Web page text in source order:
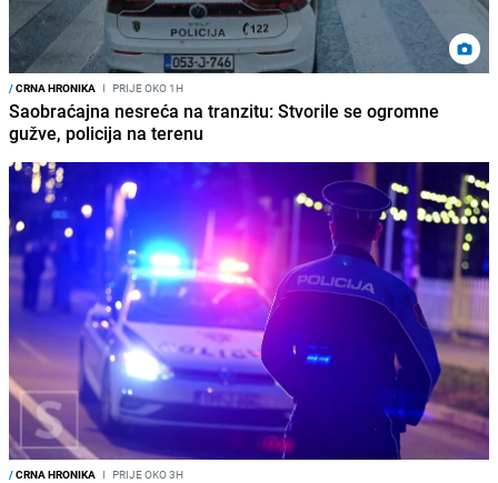
/CRNA HRONIKA I PRIJE OKO 1H
Saobraćajna nesreća na tranzitu: Stvorile se ogromne
gužve, policija na terenu
/CRNA HRONIKA I PRIJE OKO 3H